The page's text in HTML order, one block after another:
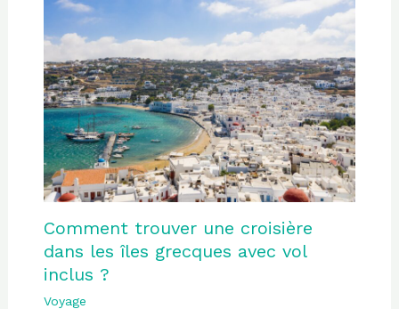
Comment trouver une croisière
dans les îles grecques avec vol
inclus ?
Voyage